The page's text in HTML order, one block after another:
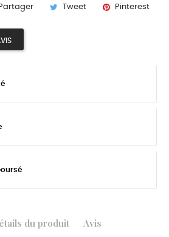
Partager Tweet Pinterest
du produit Avis